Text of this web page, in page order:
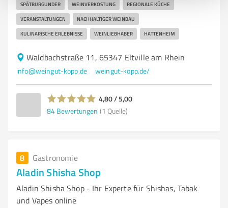
SPÄTBURGUNDER WEINVERKOSTUNG REGIONALE KÜCHE
VERANSTALTUNGEN NACHHALTIGER WEINBAU
KULINARISCHE ERLEBNISSE WEINLIEBHABER HATTENHEIM
Waldbachstraße 11, 65347 Eltville am Rhein
info@weingut-kopp.de weingut-kopp.de/
4,80 / 5,00
84 Bewertungen (1 Quelle)
8 Gastronomie
Aladin Shisha Shop
Aladin Shisha Shop - Ihr Experte für Shishas, Tabak
und Vapes online